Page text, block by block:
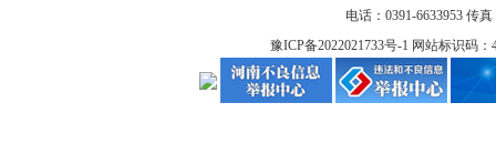
电话：0391-6633953 传
豫ICP备2022021733号-1 网站标识码：